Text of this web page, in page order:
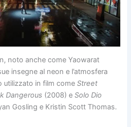
noto anche come Yaowarat
insegne al neon e l’atmosfera
utilizzato in film comeStreet
Dangerous (2008) eSolo Dio
Gosling e Kristin Scott Thomas.